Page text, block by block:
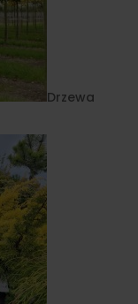
Drzewa